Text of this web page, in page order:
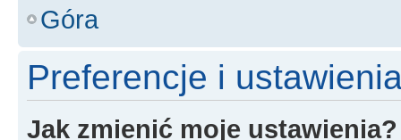
Góra
Preferencje i
Jak zmienić moje ustawienia?